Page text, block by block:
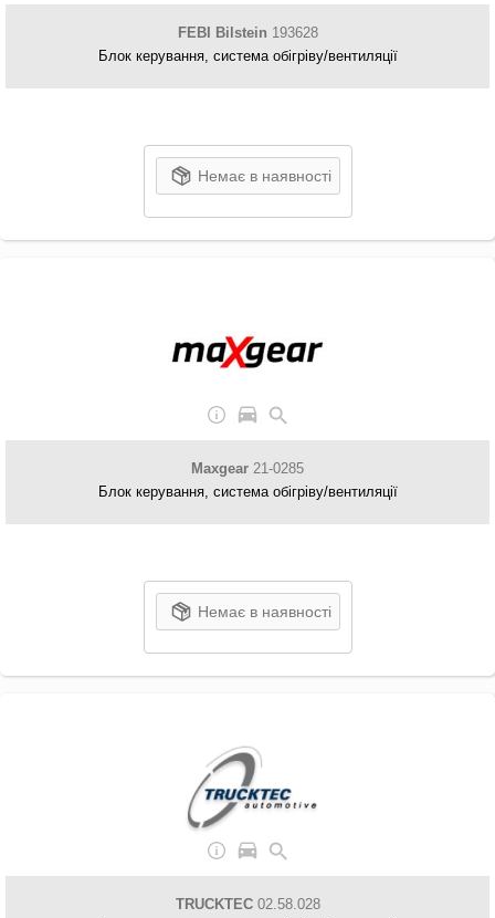
FEBI Bilstein 193628
Блок керування, система обігріву/вентиляції
Немає в наявності
Maxgear 21-0285
Блок керування, система обігріву/вентиляції
Немає в наявності
TRUCKTEC02.58.028